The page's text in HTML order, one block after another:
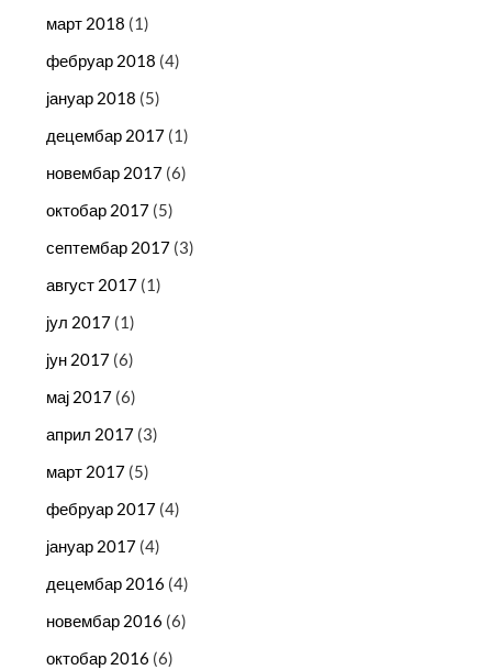
март 2018 (1)
фебруар 2018 (4)
јануар 2018 (5)
децембар 2017 (1)
новембар 2017 (6)
октобар 2017 (5)
септембар 2017 (3)
август 2017 (1)
јул 2017 (1)
јун 2017 (6)
мај 2017 (6)
април 2017 (3)
март 2017 (5)
фебруар 2017 (4)
јануар 2017 (4)
децембар 2016 (4)
новембар 2016 (6)
октобар 2016 (6)